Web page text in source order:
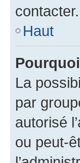
contacter.
Haut
La
par
autorisé
ou peut-